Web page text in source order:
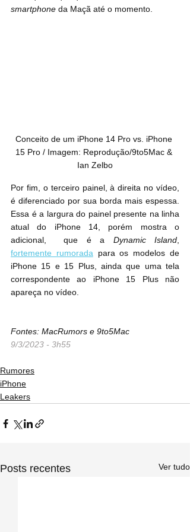
smartphone da Maçã até o momento.
Conceito de um iPhone 14 Pro vs. iPhone
15 Pro / Imagem: Reprodução/9to5Mac &
Ian Zelbo
Por fim, o terceiro painel, à direita no vídeo,
é diferenciado por sua borda mais espessa.
Essa é a largura do painel presente na linha
atual do iPhone 14, porém mostra o
adicional,  que é a Dynamic Island
fortemente rumorada para os modelos de
iPhone 15 e 15 Plus, ainda que uma tela
correspondente ao iPhone 15 Plus não
apareça no vídeo.
Fontes: MacRumors e 9to5Mac
9/3/2023 - 3h55
Rumores
iPhone
Leakers
Posts recentes Ver tudo